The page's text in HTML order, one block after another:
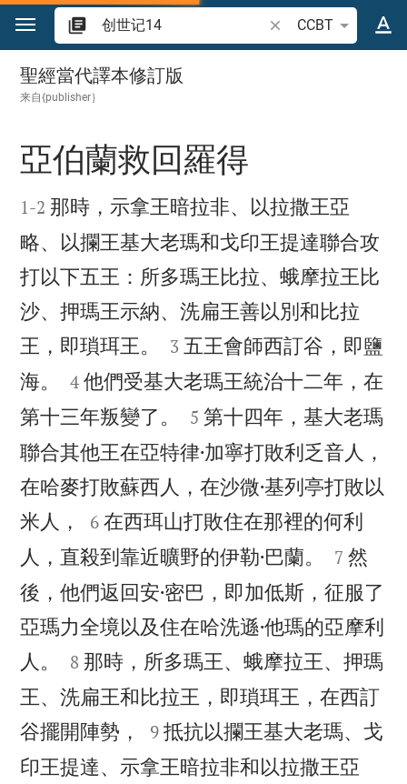
跳转到内容
搜索圣经经文或单词
CCBT
创世记 14
聖經當代譯本修訂版
来自{publisher｝

亞伯蘭救回羅得

1-2 那時，示拿王暗拉非、以拉撒王亞
略、以攔王基大老瑪和戈印王提達聯合攻
打以下五王：所多瑪王比拉、蛾摩拉王比
沙、押瑪王示納、洗扁王善以別和比拉
王，即瑣珥王。


3 五王會師西訂谷，即鹽
海。


4 他們受基大老瑪王統治十二年，在
第十三年叛變了。


5 第十四年，基大老瑪
聯合其他王在亞特律·加寧打敗利乏音人，
在哈麥打敗蘇西人，在沙微·基列亭打敗以
米人，


6 在西珥山打敗住在那裡的何利
人，直殺到靠近曠野的伊勒·巴蘭。


7 然
後，他們返回安·密巴，即加低斯，征服了
亞瑪力全境以及住在哈洗遜·他瑪的亞摩利
人。


8 那時，所多瑪王、蛾摩拉王、押瑪
王、洗扁王和比拉王，即瑣珥王，在西訂
谷擺開陣勢，


9 抵抗以攔王基大老瑪、戈
印王提達、示拿王暗拉非和以拉撒王亞